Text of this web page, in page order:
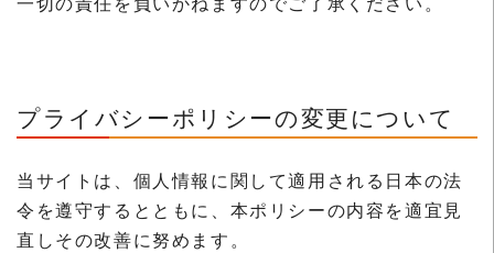
プライバシーポリシーの変更について
当サイトは、個人情報に関して適用される日本の法
令を遵守するとともに、本ポリシーの内容を適宜見
直しその改善に努めます。